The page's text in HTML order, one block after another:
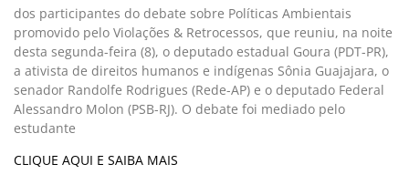
dos participantes do debate sobre Políticas Ambientais
promovido pelo Violações & Retrocessos, que reuniu, na noite
desta segunda-feira (8), o deputado estadual Goura (PDT-PR),
a ativista de direitos humanos e indígenas Sônia Guajajara, o
senador Randolfe Rodrigues (Rede-AP) e o deputado Federal
Alessandro Molon (PSB-RJ). O debate foi mediado pelo
estudante
CLIQUE AQUI E SAIBA MAIS